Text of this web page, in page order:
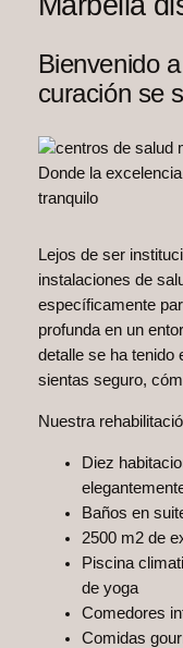
Bienvenido
curación se
Donde la
tranquilo
Lejos de ser
instalaciones de
específicamente
profunda en un
detalle se ha tenido
sientas seguro,
Nuestra
Diez
Baños en
2500 m2 de
Piscina
de yoga
Comedores
Comidas